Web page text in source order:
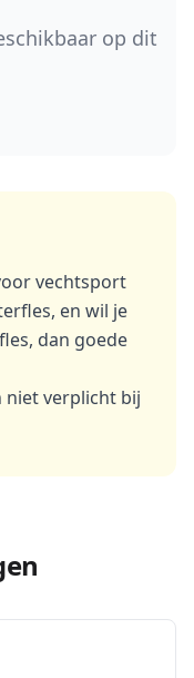
op dit
vechtsport
en wil je
dan goede
niet verplicht bij